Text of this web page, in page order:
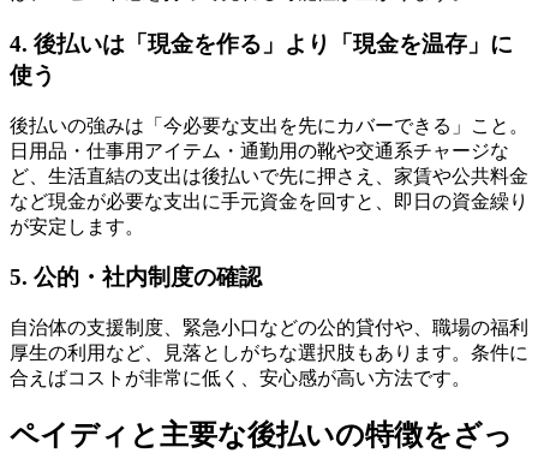
4. 後払いは「現金を作る」より「現金を温存」に
使う
後払いの強みは「今必要な支出を先にカバーできる」こと。
日用品・仕事用アイテム・通勤用の靴や交通系チャージな
ど、生活直結の支出は後払いで先に押さえ、家賃や公共料金
など現金が必要な支出に手元資金を回すと、即日の資金繰り
が安定します。
5. 公的・社内制度の確認
自治体の支援制度、緊急小口などの公的貸付や、職場の福利
厚生の利用など、見落としがちな選択肢もあります。条件に
合えばコストが非常に低く、安心感が高い方法です。
ペイディと主要な後払いの特徴をざっ